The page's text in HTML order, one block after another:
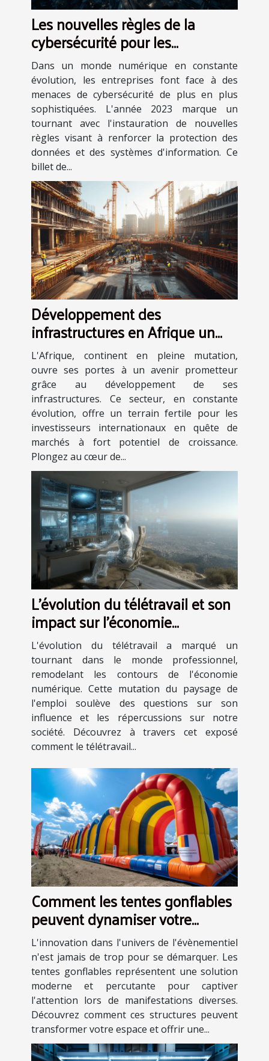
Les nouvelles règles de la
cybersécurité pour les
entreprises en 2023
Dans un monde numérique en constante
évolution, les entreprises font face à des
menaces de cybersécurité de plus en plus
sophistiquées. L'année 2023 marque un
tournant avec l'instauration de nouvelles
règles visant à renforcer la protection des
données et des systèmes d'information. Ce
billet de...
Développement des
infrastructures en Afrique un
marché en pleine expansion
pour les investisseurs
internationaux
L'Afrique, continent en pleine mutation,
ouvre ses portes à un avenir prometteur
grâce au développement de ses
infrastructures. Ce secteur, en constante
évolution, offre un terrain fertile pour les
investisseurs internationaux en quête de
marchés à fort potentiel de croissance.
Plongez au cœur de...
L'évolution du télétravail et son
impact sur l'économie
numérique
L'évolution du télétravail a marqué un
tournant dans le monde professionnel,
remodelant les contours de l'économie
numérique. Cette mutation du paysage de
l'emploi soulève des questions sur son
influence et les répercussions sur notre
société. Découvrez à travers cet exposé
comment le télétravail...
Comment les tentes gonflables
peuvent dynamiser votre
présence lors d'événements
L'innovation dans l'univers de l'évènementiel
n'est jamais de trop pour se démarquer. Les
tentes gonflables représentent une solution
moderne et percutante pour captiver
l'attention lors de manifestations diverses.
Découvrez comment ces structures peuvent
transformer votre espace et offrir une...